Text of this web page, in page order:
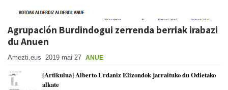
Agrupación Burdindogui zerrenda berriak irabazi
du Anuen
Amezti.eus 2019 mai 27 ANUE
[Artikulua] Alberto Urdaniz Elizondok jarraituko du Odietako
alkate